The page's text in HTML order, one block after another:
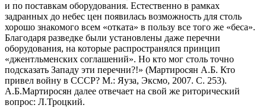
и по поставкам оборудования. Естественно в рамках
задранных до небес цен появилась возможность для столь
хорошо знакомого всем «отката» в пользу все того же «беса».
Благодаря разведке были установлены даже перечни
оборудования, на которые распространялся принцип
«джентльменских соглашений». Но кто мог столь точно
подсказать Западу эти перечни?!» (Мартиросян А.Б. Кто
привел войну в СССР? М.: Яуза, Эксмо, 2007. С. 253).
А.Б.Мартиросян далее отвечает на свой же риторический
вопрос: Л.Троцкий.